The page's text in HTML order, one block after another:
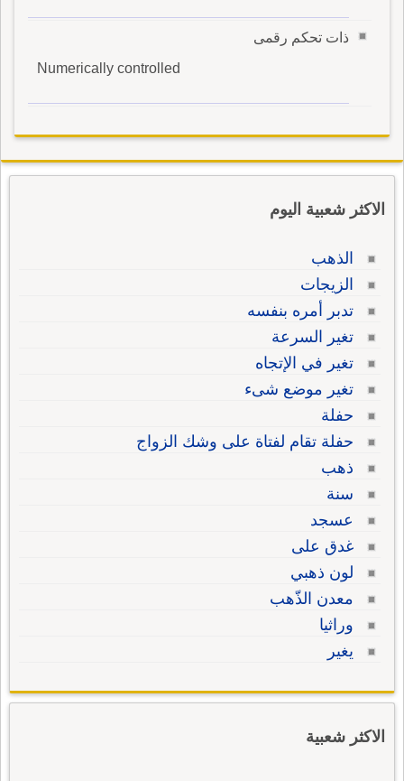
ذات تحكم رقمى
Numerically controlled
الاكثر شعبية اليوم
الذهب
الزيجات
تدبر أمره بنفسه
تغير السرعة
تغير في الإتجاه
تغير موضع شىء
حفلة
حفلة تقام لفتاة على وشك الزواج
ذهب
سنة
عسجد
غدق على
لون ذهبي
معدن الذّهب
وراثيا
يغير
الاكثر شعبية